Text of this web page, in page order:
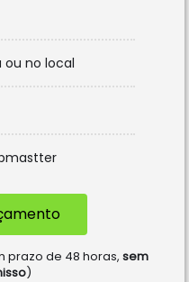
no local
prazo de 48 horas, sem
)